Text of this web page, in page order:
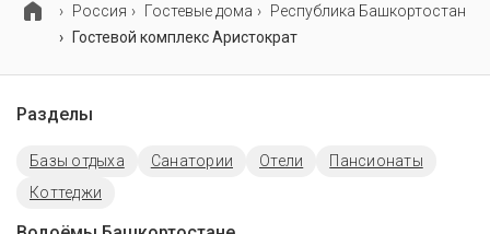
Россия Гостевые дома
Республика Башкортостан
Гостевой комплекс Аристократ
Разделы
Базы отдыха Санатории Отели
Пансионаты
Коттеджи